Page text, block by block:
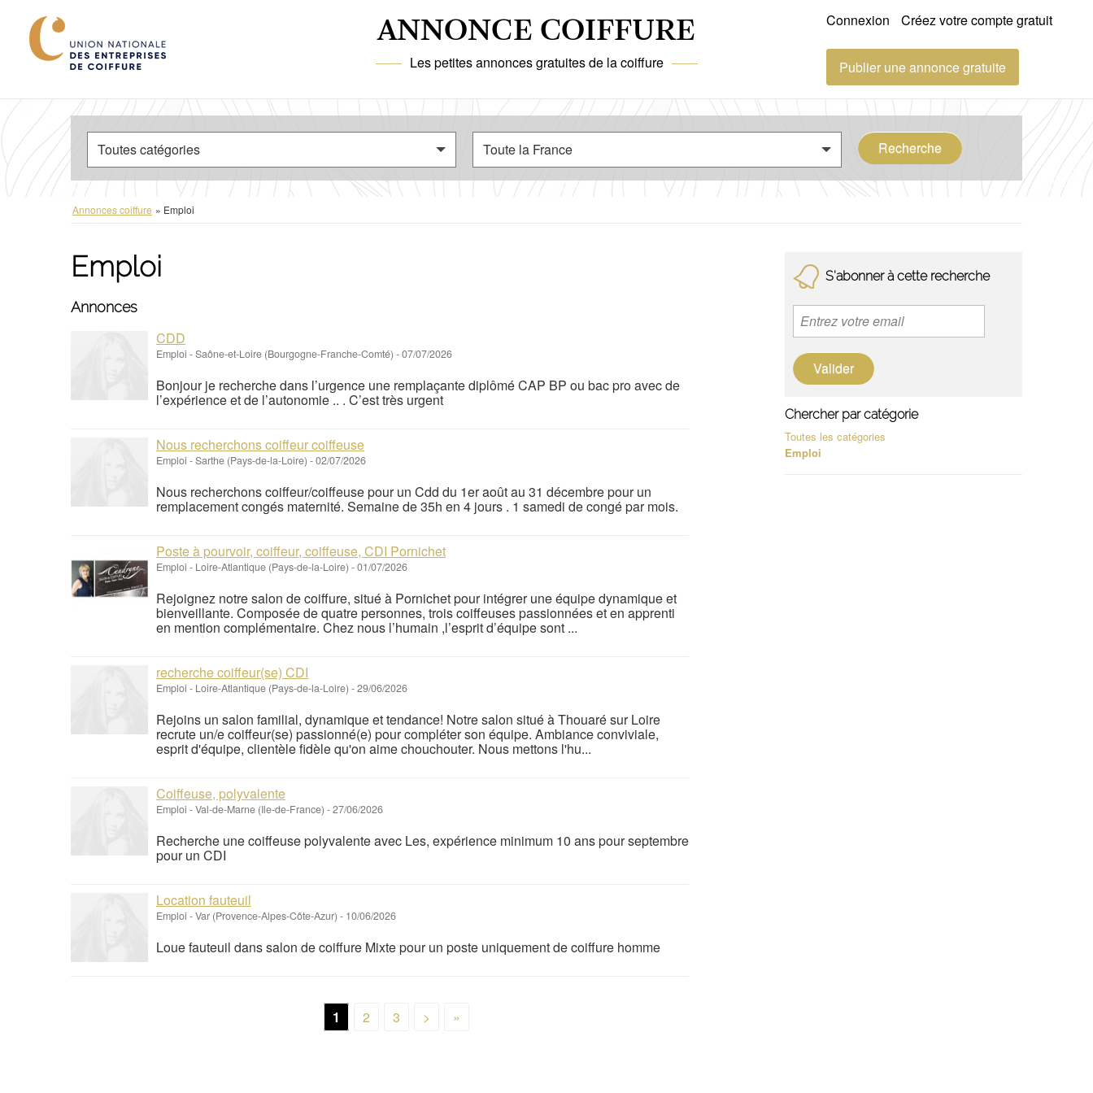
ANNONCE COIFFURE
Les petites annonces gratuites de la coiffure
Connexion Créez votre compte gratuit
Publier une annonce gratuite
Recherche
Annonces coiffure » Emploi
S'abonner à cette recherche
Valider
Chercher par catégorie
Toutes les catégories
Emploi
Emploi
Annonces
CDD
Emploi -Saône-et-Loire (Bourgogne-Franche-Comté) -07/07/2026
Bonjour je recherche dans l’urgence une remplaçante diplômé CAP BP ou bac pro avec de
l’expérience et de l’autonomie .. . C’est très urgent
Nous recherchons coiffeur coiffeuse
Emploi -Sarthe (Pays-de-la-Loire) -02/07/2026
Nous recherchons coiffeur/coiffeuse pour un Cdd du 1er août au 31 décembre pour un
remplacement congés maternité. Semaine de 35h en 4 jours . 1 samedi de congé par mois.
Poste à pourvoir, coiffeur, coiffeuse, CDI Pornichet
Emploi - Loire-Atlantique (Pays-de-la-Loire) -01/07/2026
Rejoignez notre salon de coiffure, situé à Pornichet pour intégrer une équipe dynamique et
bienveillante. Composée de quatre personnes, trois coiffeuses passionnées et en apprenti
en mention complémentaire. Chez nous l’humain ,l’esprit d’équipe sont ...
recherche coiffeur(se) CDI
Emploi - Loire-Atlantique (Pays-de-la-Loire) -29/06/2026
Rejoins un salon familial, dynamique et tendance! Notre salon situé à Thouaré sur Loire
recrute un/e coiffeur(se) passionné(e) pour compléter son équipe. Ambiance conviviale,
esprit d'équipe, clientèle fidèle qu'on aime chouchouter. Nous mettons l'hu...
Coiffeuse, polyvalente
Emploi -Val-de-Marne (Ile-de-France) -27/06/2026
Recherche une coiffeuse polyvalente avec Les, expérience minimum 10 ans pour septembre
pour un CDI
Location fauteuil
Emploi -Var (Provence-Alpes-Côte-Azur) - 10/06/2026
Loue fauteuil dans salon de coiffure Mixte pour un poste uniquement de coiffure homme
1 2 3 > »